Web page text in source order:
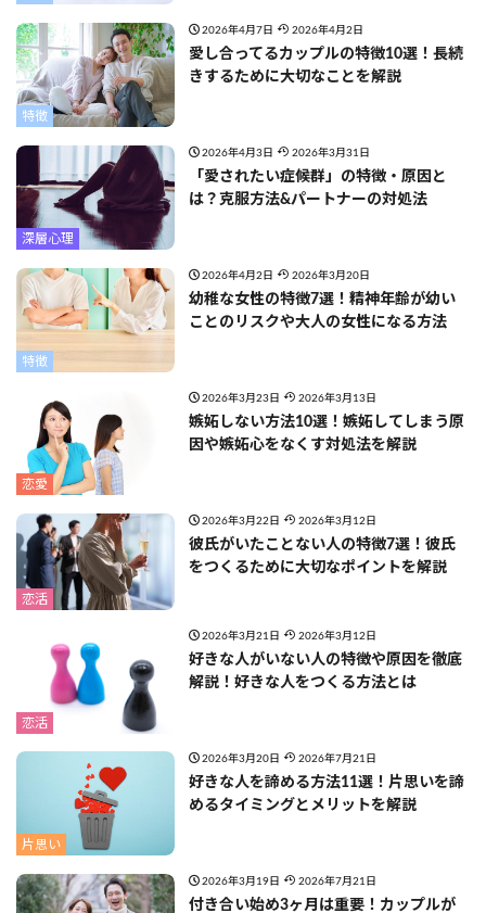
特徴
2026年4月7日 2026年4月2日
愛し合ってるカップルの特徴10選！長続
きするために大切なことを解説
深層心理
2026年4月3日 2026年3月31日
「愛されたい症候群」の特徴・原因と
は？克服方法&パートナーの対処法
特徴
2026年4月2日 2026年3月20日
幼稚な女性の特徴7選！精神年齢が幼い
ことのリスクや大人の女性になる方法
恋愛
2026年3月23日 2026年3月13日
嫉妬しない方法10選！嫉妬してしまう原
因や嫉妬心をなくす対処法を解説
恋活
2026年3月22日 2026年3月12日
彼氏がいたことない人の特徴7選！彼氏
をつくるために大切なポイントを解説
恋活
2026年3月21日 2026年3月12日
好きな人がいない人の特徴や原因を徹底
解説！好きな人をつくる方法とは
片思い
2026年3月20日 2026年7月21日
好きな人を諦める方法11選！片思いを諦
めるタイミングとメリットを解説
2026年3月19日 2026年7月21日
付き合い始め3ヶ月は重要！カップルが